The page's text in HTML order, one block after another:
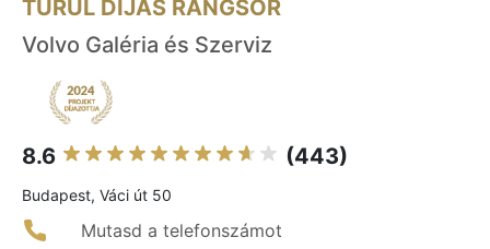
TURUL DÍJAS RANGSOR
Volvo Galéria és Szerviz
8.6 (443)
Budapest, Váci út 50
Mutasd a telefonszámot